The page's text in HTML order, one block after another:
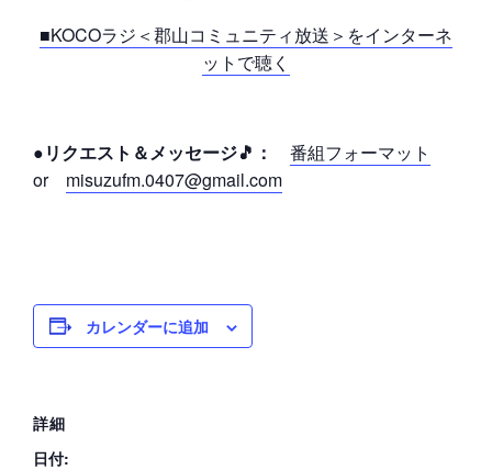
■KOCOラジ＜郡山コミュニティ放送＞をインターネ
ットで聴く
●リクエスト＆メッセージ🎵：
番組フォーマット
or misuzufm.0407@gmail.com
カレンダーに追加
詳細
日付: